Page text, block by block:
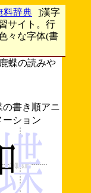
料辞典 ]漢字
サイト。行
々な字体(書
蝶の読みや
の書き順アニ
ーション